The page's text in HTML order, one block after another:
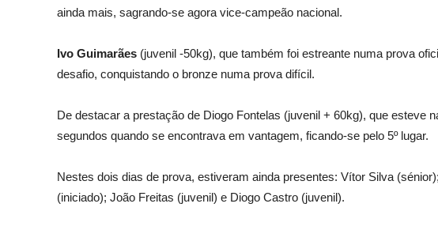
ainda mais, sagrando-se agora vice-campeão nacional.
Ivo Guimarães (juvenil -50kg), que também foi estreante numa prova
desafio, conquistando o bronze numa prova difícil.
De destacar a prestação de Diogo Fontelas (juvenil + 60kg), que esteve
segundos quando se encontrava em vantagem, ficando-se pelo 5º lugar.
Nestes dois dias de prova, estiveram ainda presentes: Vítor Silva
(iniciado); João Freitas (juvenil) e Diogo Castro (juvenil).